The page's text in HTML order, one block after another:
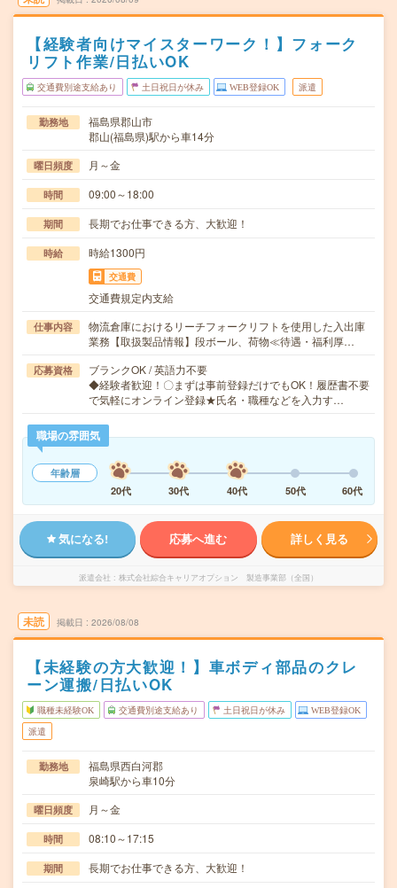
【経験者向けマイスターワーク！】フォーク
リフト作業/日払いOK
交通費別途支給あり 土日祝日が休み WEB登録OK 派遣
勤務地
福島県郡山市
郡山(福島県)駅から車14分
曜日頻度 月～金
時間 09:00～18:00
期間 長期でお仕事できる方、大歓迎！
時給 時給1300円
交通費
交通費規定内支給
仕事内容
物流倉庫におけるリーチフォークリフトを使用した入出庫
業務【取扱製品情報】段ボール、荷物≪待遇・福利厚…
応募資格
ブランクOK / 英語力不要
◆経験者歓迎！〇まずは事前登録だけでもOK！履歴書不要
で気軽にオンライン登録★氏名・職種などを入力す…
職場の雰囲気
年齢層
20代
30代 40代 50代 60代
気になる! 応募へ進む 詳しく見る
派遣会社 株式会社綜合キャリアオプション 製造事業部（全国）
未読 掲載日 2026/08/08
【未経験の方大歓迎！】車ボディ部品のクレ
ーン運搬/日払いOK
職種未経験OK 交通費別途支給あり 土日祝日が休み WEB登録OK
派遣
勤務地
福島県西白河郡
泉崎駅から車10分
曜日頻度 月～金
時間 08:10～17:15
期間 長期でお仕事できる方、大歓迎！